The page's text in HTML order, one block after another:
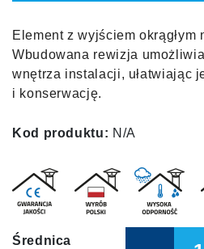
Element z wyjściem okrągłym
Wbudowana rewizja
wnętrza instalacji, ułatwiając
i konserwację.
Kod produktu: N/A
Średnica